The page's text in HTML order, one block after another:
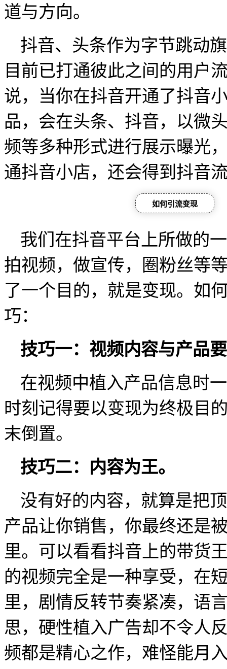
道与方向。
抖音、头条作为字节跳动
目前已打通彼此之间的用户
说，当你在抖音开通了抖音
品，会在头条、抖音，以微
频等多种形式进行展示曝光
通抖音小店，还会得到抖音
如何引流变现
我们在抖音平台上所做的
拍视频，做宣传，圈粉丝等
了一个目的，就是变现。如
巧：
技巧一：视频内容与产品
在视频中植入产品信息时
时刻记得要以变现为终极目
末倒置。
技巧二：内容为王。
没有好的内容，就算是把
产品让你销售，你最终还是
里。可以看看抖音上的带货
的视频完全是一种享受，在
里，剧情反转节奏紧凑，语
思，硬性植入广告却不令人
频都是精心之作，难怪能月